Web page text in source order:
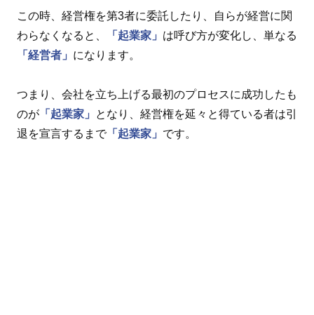
この時、経営権を第3者に委託したり、自らが経営に関
わらなくなると、
「起業家」 は呼び方が変化し、単なる
「経営者」 になります。
つまり、会社を立ち上げる最初のプロセスに成功したも
のが 「起業家」
となり、経営権を延々と得ている者は引
退を宣言するまで「起業家」 です。